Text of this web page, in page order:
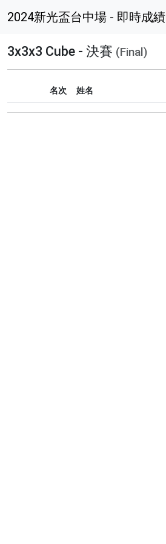
2024新光盃台中場 - 即時成績
3x3x3 Cube - 決賽 (Final)
名次 姓名